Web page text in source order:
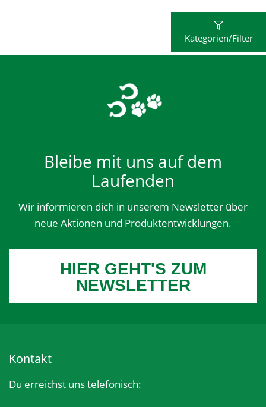
Kategorien/Filter
Bleibe mit uns auf dem
Laufenden
Wir informieren dich in unserem Newsletter über
neue Aktionen und Produktentwicklungen.
HIER GEHT'S ZUM
NEWSLETTER
Kontakt
Du erreichst uns telefonisch: